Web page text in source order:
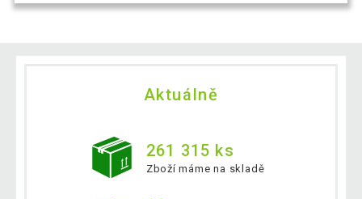
Aktuálně
261 315 ks
Zboží máme na skladě